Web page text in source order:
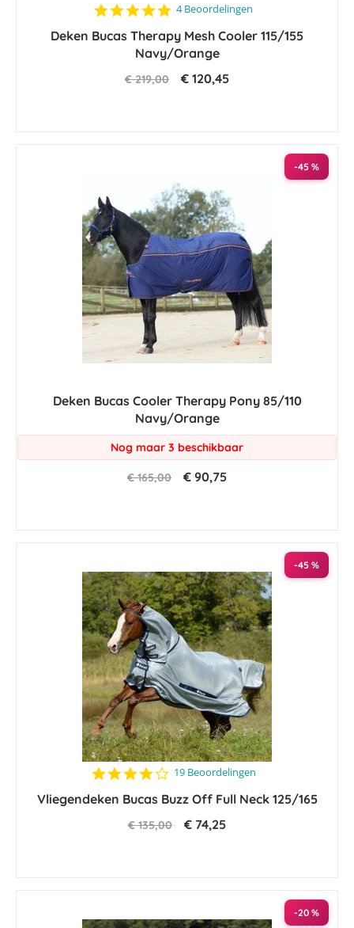
5.0
rating
4 Beoordelingen
Deken Bucas Therapy Mesh Cooler 115/155
Navy/Orange
€ 219,00 € 120,45
-45 %
Deken Bucas Cooler Therapy Pony 85/110
Navy/Orange
Nog maar 3 beschikbaar
€ 165,00 € 90,75
-45 %
4.1
rating
19 Beoordelingen
Vliegendeken Bucas Buzz Off Full Neck 125/165
€ 135,00 € 74,25
-20 %